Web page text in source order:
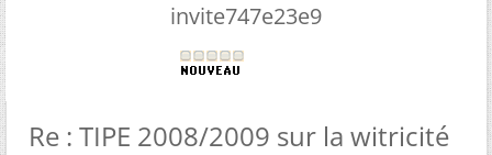
invite747e23e9
Re : TIPE 2008/2009 sur la witricité